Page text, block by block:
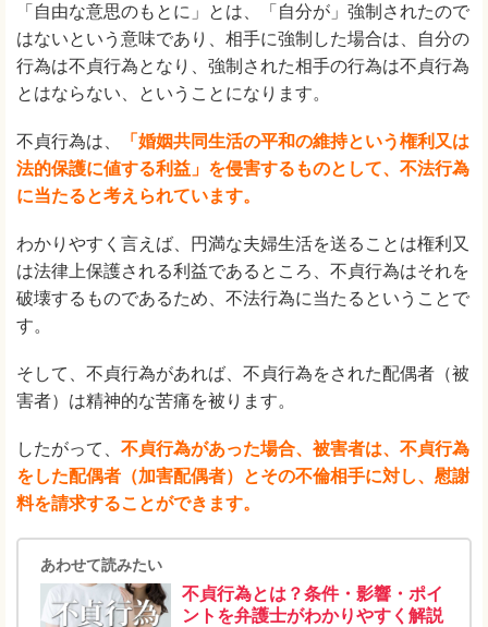
「自由な意思のもとに」とは、「自分が」強制されたので
はないという意味であり、相手に強制した場合は、自分の
行為は不貞行為となり、強制された相手の行為は不貞行為
とはならない、ということになります。
不貞行為は、
「婚姻共同生活の平和の維持という権利又は
法的保護に値する利益」を侵害するものとして、不法行為
に当たると考えられています。
わかりやすく言えば、円満な夫婦生活を送ることは権利又
は法律上保護される利益であるところ、不貞行為はそれを
破壊するものであるため、不法行為に当たるということで
す。
そして、不貞行為があれば、不貞行為をされた配偶者（被
害者）は精神的な苦痛を被ります。
したがって、 不貞行為があった場合、被害者は、不貞行為
をした配偶者（加害配偶者）とその不倫相手に対し、慰謝
料を請求することができます。
あわせて読みたい
不貞行為とは？条件・影響・ポイ
ントを弁護士がわかりやすく解説